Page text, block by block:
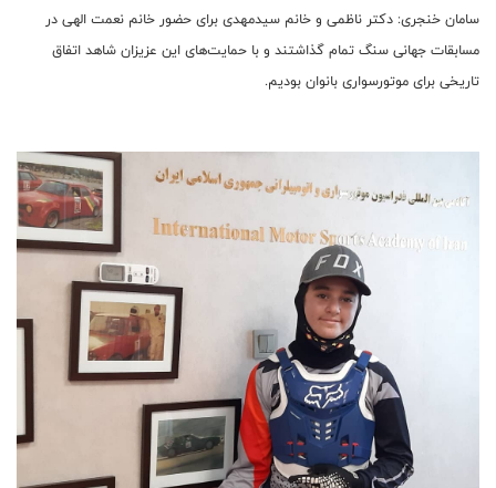
سامان خنجری: دکتر ناظمی و خانم سیدمهدی برای حضور خانم نعمت الهی در
مسابقات جهانی سنگ تمام گذاشتند و با حمایت‌های این عزیزان شاهد اتفاق
تاریخی برای موتورسواری بانوان بودیم.